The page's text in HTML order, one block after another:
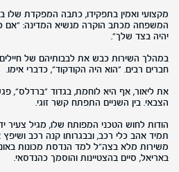
מקצועי ואמין בתפקידו, כתבה המפקדת שלו
המשפחה מכתב הוקרה מנשיא המדינה: "אם
יהיה בצד שלך".
במהלך השירות כבש את לבבותיהם של
חברים רבים. "הוא היה הקודקוד", כדברי אימו.
הצבאי. בין השניים התפתח קשר זוגי.
הודות לחוש הטכני המפותח שלו, מגיל צעיר
תמיד אהב כלי רכב, ובבגרותו קנה רכב
משירות מלא בצה"ל למד הנדסת מכונות
באריאל, סיים בהצטיינות והוסמך כהנדסאי.